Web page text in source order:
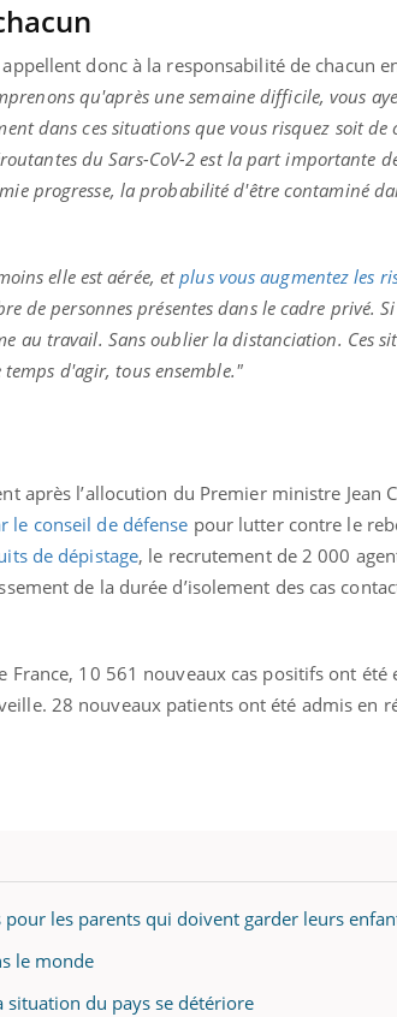
donc à la responsabilité de chacun
qu'après une semaine difficile, vous
dans ces situations que vous risquez soit de
du Sars-CoV-2 est la part importante
progresse, la probabilité d'être contaminé
elle est aérée, etplus vous augmentez les
de personnes présentes dans le cadre privé.
au travail. Sans oublier la distanciation. Ces
d'agir, tous ensemble."
après l’allocution du Premier ministre Jean
le conseil de défense pour lutter contre le
de dépistage, le recrutement de 2 000
de la durée d’isolement des cas
10 561 nouveaux cas positifs ont été
28 nouveaux patients ont été admis en
les parents qui doivent garder leurs
le monde
situation du pays se détériore
!Youtube
un tout nouveau
plage, piscine,
Le Ramadan approche, et,
nombreuses personnes